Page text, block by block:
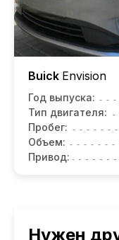
Buick Envision
Год выпуска:
Тип двигателя:
Пробег:
Объем:
Привод:
Нужен